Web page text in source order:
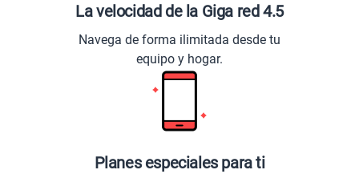
La velocidad de la Giga red 4.5
Navega de forma ilimitada desde tu
equipo y hogar.
Planes especiales para ti